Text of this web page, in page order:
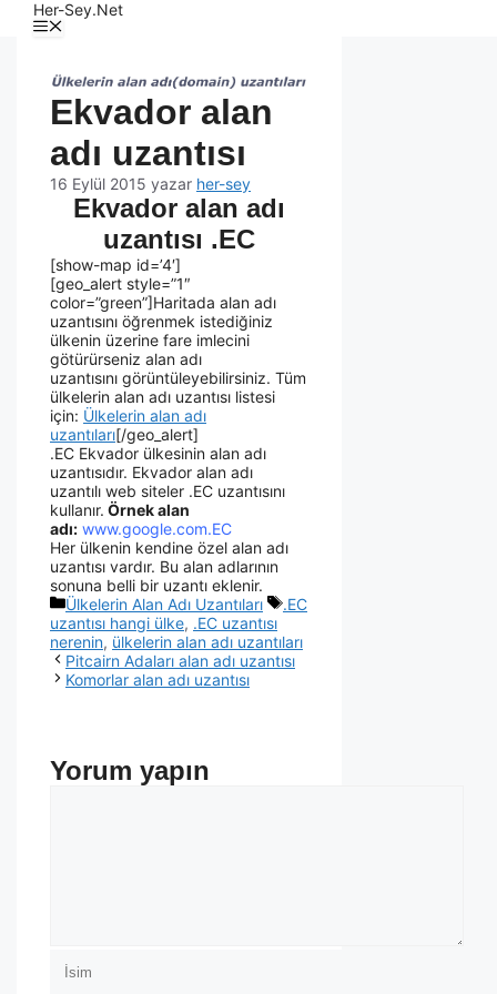
Her-Sey.Net
Ekvador alan
adı uzantısı
16 Eylül 2015 yazar her-sey
Ekvador alan adı
uzantısı .EC
[show-map id=’4′]
[geo_alert style=”1″
color=”green”]Haritada alan adı
uzantısını öğrenmek istediğiniz
ülkenin üzerine fare imlecini
götürürseniz alan adı
uzantısını görüntüleyebilirsiniz. Tüm
ülkelerin alan adı uzantısı listesi
için: Ülkelerin alan adı
uzantıları[/geo_alert]
.EC Ekvador ülkesinin alan adı
uzantısıdır. Ekvador alan adı
uzantılı web siteler .EC uzantısını
kullanır. Örnek alan
adı: www.google.com.EC
Her ülkenin kendine özel alan adı
uzantısı vardır. Bu alan adlarının
sonuna belli bir uzantı eklenir.
Ülkelerin Alan Adı Uzantıları
.EC
uzantısı hangi ülke, .EC uzantısı
nerenin, ülkelerin alan adı uzantıları
Pitcairn Adaları alan adı uzantısı
Komorlar alan adı uzantısı
Yorum yapın